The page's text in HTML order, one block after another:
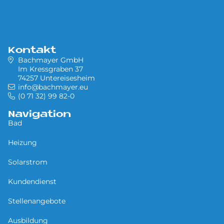
Kontakt
Bachmayer GmbH
Im Kressgraben 37
74257 Untereisesheim
info@bachmayer.eu
(0 71 32) 99 82-0
Navigation
Bad
Heizung
Solarstrom
Kundendienst
Stellenangebote
Ausbildung